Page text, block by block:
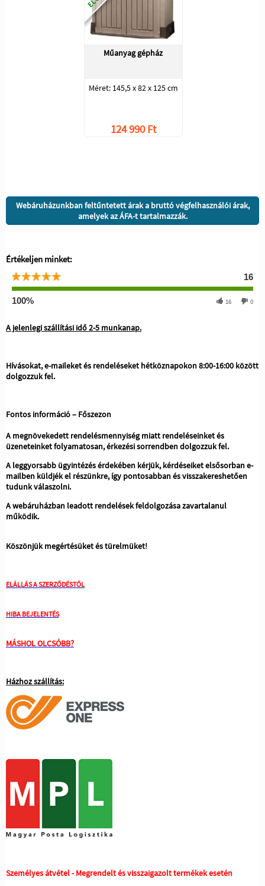
Műanyag gépház
Méret: 145,5 x 82 x 125 cm
124 990 Ft
Webáruházunkban feltűntetett árak a bruttó végfelhasználói árak,
amelyek az ÁFA-t tartalmazzák.
Értékeljen minket:
16
100% 16 0
A jelenlegi szállítási idő 2-5 munkanap.
Hívásokat, e-maileket és rendeléseket hétköznapokon 8:00-16:00 között
dolgozzuk fel.
Fontos információ – Főszezon
A megnövekedett rendelésmennyiség miatt rendeléseinket és
üzeneteinket folyamatosan, érkezési sorrendben dolgozzuk fel.
A leggyorsabb ügyintézés érdekében kérjük, kérdéseiket elsősorban e-
mailben küldjék el részünkre, így pontosabban és visszakereshetően
tudunk válaszolni.
A webáruházban leadott rendelések feldolgozása zavartalanul
működik.
Köszönjük megértésüket és türelmüket!
ELÁLLÁS A SZERZŐDÉSTŐL
HIBA BEJELENTÉS
MÁSHOL OLCSÓBB?
Házhoz szállítás:
Személyes átvétel - Megrendelt és visszaigazolt termékek esetén